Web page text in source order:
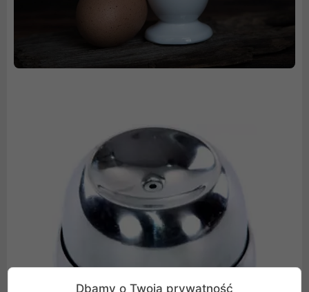
Dbamy o Twoją prywatność